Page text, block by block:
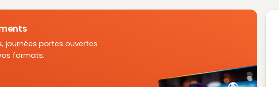
journées portes ouvertes
formats.